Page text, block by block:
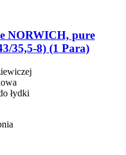
NORWICH, pure
35,5-​8) (1 Para)
łydki